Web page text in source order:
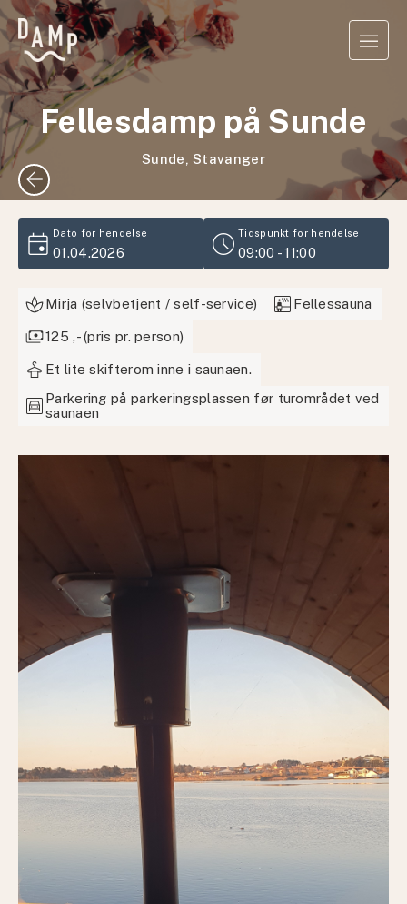
Fellesdamp på Sunde
Sunde, Stavanger
arrow_back
event Dato for hendelse
01.04.2026 schedule Tidspunkt for hendelse
09:00 - 11:00
Mirja (selvbetjent / self-service) sauna Fellessauna
payments125 ,- (pris pr. person)
styler Et lite skifterom inne i saunaen.
garage Parkering på parkeringsplassen før turområdet ved
saunaen